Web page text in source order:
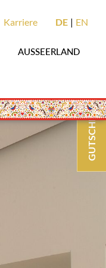
AUSSEERLAND
Karriere DE EN
GUTSCHEINE